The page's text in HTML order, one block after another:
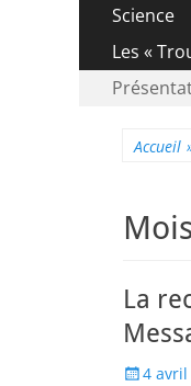
contenu
Science
Les «
Menu
Aller
Accueil
La
Posted
4 avril